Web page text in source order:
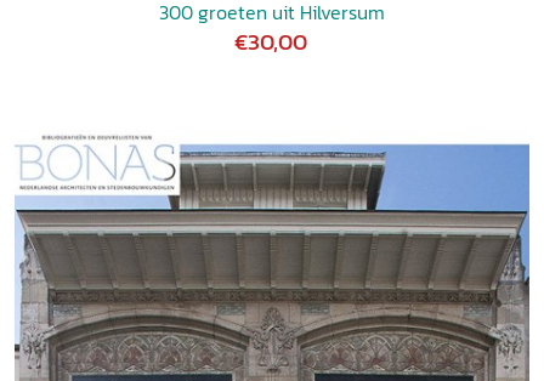
300 groeten uit Hilversum
€30,00